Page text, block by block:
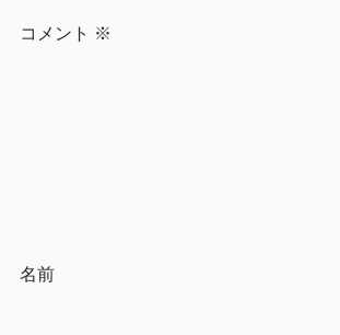
コメント ※
名前